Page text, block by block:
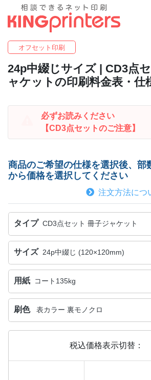
オフセット印刷
24p中綴じサイズ | CD3点
ャケットの印刷料金表・仕
必ずお読みください
【CD3点セットのご注意】
商品のご希望の仕様を選択後、部
から価格を選択してください
注文方法につ
タイプ CD3点セット 冊子ジャケット
サイズ 24p中綴じ (120×120mm)
用紙 コート135kg
刷色 表カラー 裏モノクロ
税込価格表示切替：